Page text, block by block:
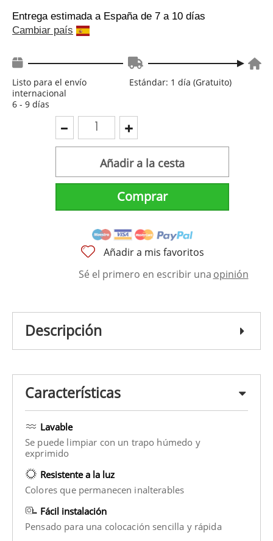
Entrega estimada a España de 7 a 10 días
Cambiar país
Listo para el envío
internacional
6 - 9 días
Estándar: 1 día (Gratuito)
Añadir a la cesta
Comprar
Añadir a mis favoritos
Sé el primero en escribir una opinión
Descripción
Características
Lavable
Se puede limpiar con un trapo húmedo y
exprimido
Resistente a la luz
Colores que permanecen inalterables
Fácil instalación
Pensado para una colocación sencilla y rápida